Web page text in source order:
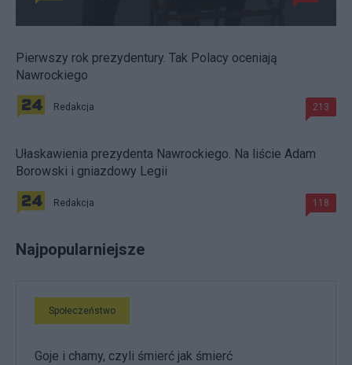
Pierwszy rok prezydentury. Tak Polacy oceniają
Nawrockiego
Redakcja 213
Ułaskawienia prezydenta Nawrockiego. Na liście Adam
Borowski i gniazdowy Legii
Redakcja 118
Najpopularniejsze
Społeczeństwo
Goje i chamy, czyli śmierć jak śmierć